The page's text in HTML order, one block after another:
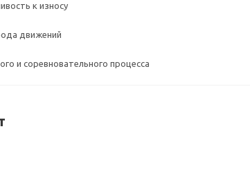
к износу
движений
и соревновательного процесса